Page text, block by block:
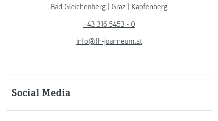
Bad Gleichenberg
Graz
Kapfenberg
+43 316 5453 - 0
info@fh-joanneum.at
Social Media